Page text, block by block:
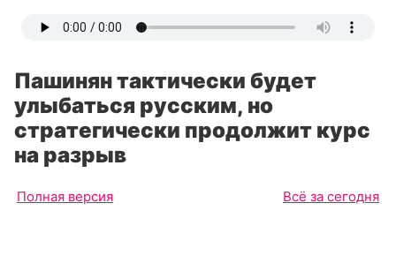
Пашинян тактически будет
улыбаться русским, но
стратегически продолжит курс
на разрыв
Полная версия Всё за сегодня